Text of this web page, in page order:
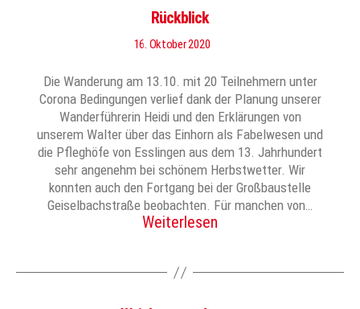
Rückblick
16. Oktober 2020
Die Wanderung am 13.10. mit 20 Teilnehmern unter
Corona Bedingungen verlief dank der Planung unserer
Wanderführerin Heidi und den Erklärungen von
unserem Walter über das Einhorn als Fabelwesen und
die Pfleghöfe von Esslingen aus dem 13. Jahrhundert
sehr angenehm bei schönem Herbstwetter. Wir
konnten auch den Fortgang bei der Großbaustelle
Geiselbachstraße beobachten. Für manchen von…
Weiterlesen